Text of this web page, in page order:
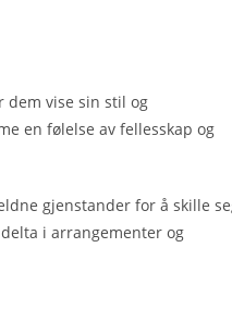
dem vise sin stil og
en følelse av fellesskap og
gjenstander for å skille
i arrangementer og